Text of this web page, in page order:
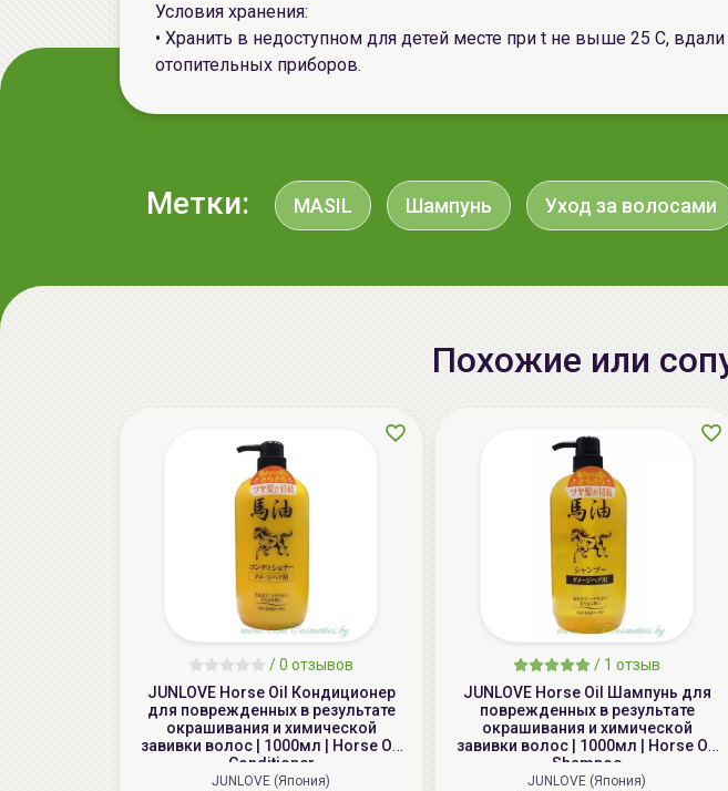
Условия хранения:
• Хранить в недоступном для детей месте при t не выше 25 С, вдали
отопительных приборов.
Метки: MASIL Шампунь Уход за волосами
Похожие или
/0 отзывов
JUNLOVE Horse Oil Кондиционер
для поврежденных в результате
окрашивания и химической
завивки волос | 1000мл | Horse Oil
Conditioner
JUNLOVE (Япония)
/ 1 отзыв
JUNLOVE Horse Oil Шампунь для
поврежденных в результате
окрашивания и химической
завивки волос | 1000мл | Horse Oil
Shampoo
JUNLOVE (Япония)